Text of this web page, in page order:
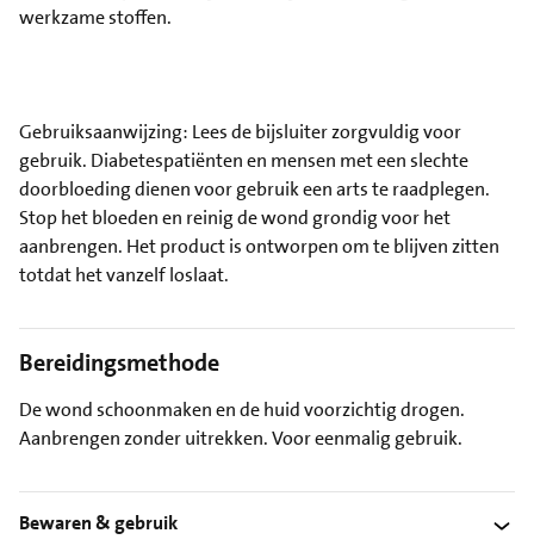
werkzame stoffen.
Gebruiksaanwijzing: Lees de bijsluiter zorgvuldig voor
gebruik. Diabetespatiënten en mensen met een slechte
doorbloeding dienen voor gebruik een arts te raadplegen.
Stop het bloeden en reinig de wond grondig voor het
aanbrengen. Het product is ontworpen om te blijven zitten
totdat het vanzelf loslaat.
Bereidingsmethode
De wond schoonmaken en de huid voorzichtig drogen.
Aanbrengen zonder uitrekken. Voor eenmalig gebruik.
Bewaren & gebruik